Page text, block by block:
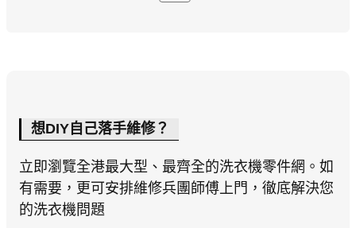
想DIY自己落手維修？
立即瀏覽全港最大型、最齊全的洗衣機零件網。如
有需要，更可安排維修兵團師傅上門，徹底解決您
的洗衣機問題